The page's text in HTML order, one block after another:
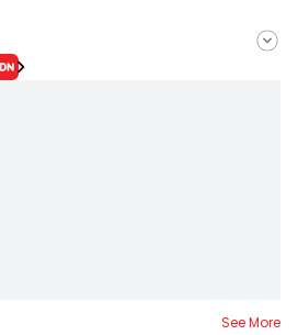
See More